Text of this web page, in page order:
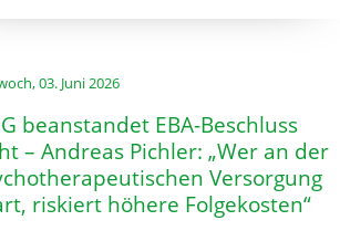
03. Juni 2026
beanstandet EBA-Beschluss
– Andreas Pichler: „Wer an der
Versorgung
riskiert höhere Folgekosten“